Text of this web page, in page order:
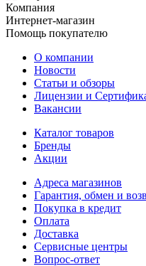
Компания
Интернет-магазин
Помощь покупателю
О компании
Новости
Статьи и обзоры
Лицензии и
Вакансии
Каталог товаров
Бренды
Акции
Адреса магазинов
Гарантия, обмен и
Покупка в кредит
Оплата
Доставка
Сервисные центры
Вопрос-ответ